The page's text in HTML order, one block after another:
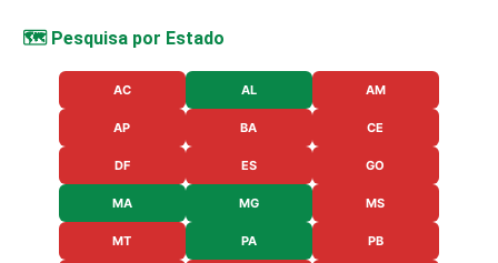
🗺️ Pesquisa por Estado
AC AL AM
AP BA CE
DF ES GO
MA MG MS
MT PA PB